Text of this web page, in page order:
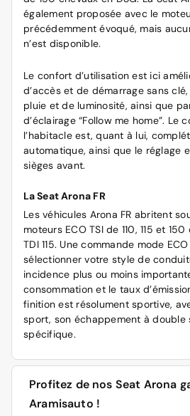
également proposée avec le
précédemment évoqué, mais
n’est disponible.
Le confort d’utilisation est ici
d’accès et de démarrage sans
pluie et de luminosité, ainsi que
d’éclairage “Follow me home”. Le
l’habitacle est, quant à lui,
automatique, ainsi que le réglage
sièges avant.
La Seat Arona FR
Les véhicules Arona FR abritent
moteurs ECO TSI de 110, 115 et
TDI 115. Une commande mode
sélectionner votre style de
incidence plus ou moins
consommation et le taux
finition est résolument sportive,
sport, son échappement à double
spécifique.
Profitez de nos Seat Arona
Aramisauto !